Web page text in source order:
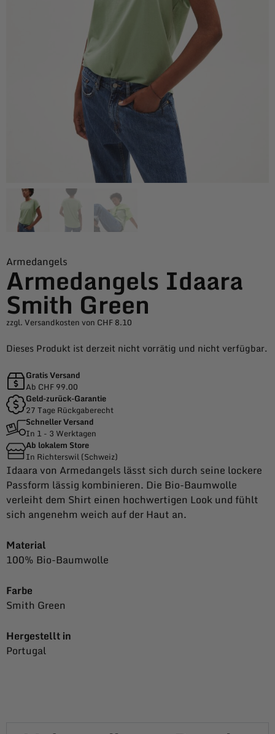
Armedangels
Armedangels Idaara
Smith Green
zzgl. Versandkosten von CHF 8.10
Dieses Produkt ist derzeit nicht vorrätig und nicht verfügbar.
Gratis Versand
Ab CHF 99.00
Geld-zurück-Garantie
27 Tage Rückgaberecht
Schneller Versand
In 1 - 3 Werktagen
Ab lokalem Store
In Richterswil (Schweiz)
Idaara von Armedangels lässt sich durch seine lockere
Passform lässig kombinieren. Die Bio-Baumwolle
verleiht dem Shirt einen hochwertigen Look und fühlt
sich angenehm weich auf der Haut an.
Material
100% Bio-Baumwolle
Farbe
Smith Green
Hergestellt in
Portugal